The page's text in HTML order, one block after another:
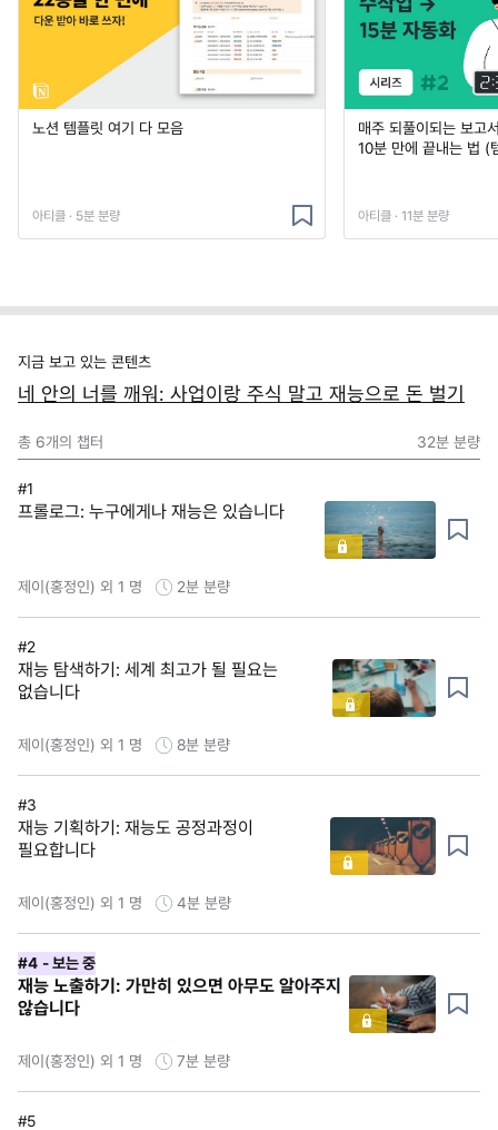
노션 템플릿 여기 다 모음
아티클 · 5분 분량
매주 되풀이되는 보고
10분 만에 끝내는 법 (
아티클 · 11분 분량
지금 보고 있는 콘텐츠
네 안의 너를 깨워: 사업이랑 주식 말고 재능으로 돈 벌기
총 6개의 챕터 32분 분량
#1
프롤로그: 누구에게나 재능은 있습니다
제이(홍정인) 외 1 명 2분 분량
#2
재능 탐색하기: 세계 최고가 될 필요는
없습니다
제이(홍정인) 외 1 명 8분 분량
#3
재능 기획하기: 재능도 공정과정이
필요합니다
제이(홍정인) 외 1 명 4분 분량
#4 - 보는 중
재능 노출하기: 가만히 있으면 아무도 알아주지
않습니다
제이(홍정인) 외 1 명 7분 분량
#5